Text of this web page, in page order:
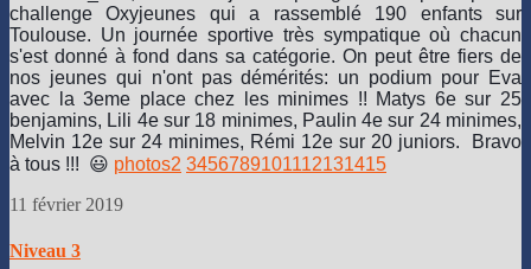
challenge Oxyjeunes qui a rassemblé 190 enfants sur
Toulouse. Un journée sportive très sympatique où chacun
s'est donné à fond dans sa catégorie. On peut être fiers de
nos jeunes qui n'ont pas démérités: un podium pour Eva
avec la 3eme place chez les minimes !! Matys 6e sur 25
benjamins, Lili 4e sur 18 minimes, Paulin 4e sur 24 minimes,
Melvin 12e sur 24 minimes, Rémi 12e sur 20 juniors. Bravo
à tous !!! 😃 photos2 3456789101112131415
11 février 2019
Niveau 3